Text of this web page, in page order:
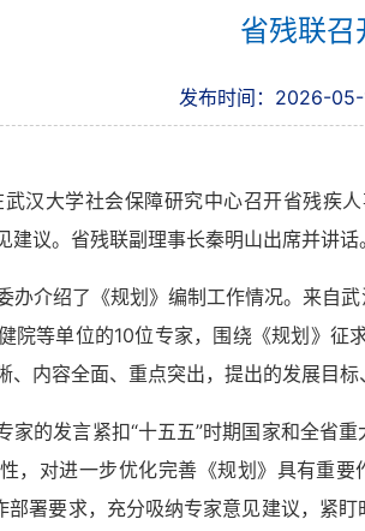
省残联召
发布时间：2026-05-
大学社会保障研究中心召开省残疾人
建议。省残联副理事长秦明山出席并讲话
介绍了《规划》编制工作情况。来自武
院等单位的10位专家，围绕《规划》
、内容全面、重点突出，提出的发展目
的发言紧扣“十五五”时期国家和全省重
，对进一步优化完善《规划》具有重
部署要求，充分吸纳专家意见建议，紧